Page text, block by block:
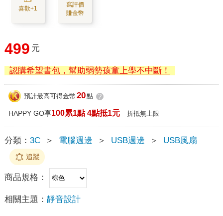
喜歡+1
寫評價
賺金幣
499 元
認購希望書包，幫助弱勢孩童上學不中斷！
預計最高可得金幣 20點 ?
HAPPY GO享100累1點 4點抵1元 折抵無上限
分類： 3C ＞ 電腦週邊 ＞ USB週邊 ＞ USB風扇
追蹤
商品規格：
相關主題： 靜音設計